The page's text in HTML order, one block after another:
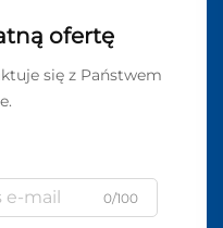
ofertę
się z Państwem
0/100